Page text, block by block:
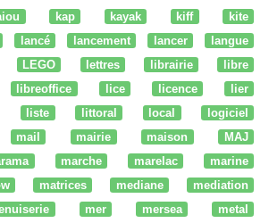
kap kayak kiff
kite
lancé lancement lancer
langue
LEGO lettres librairie
libre
libreoffice lice licence
lier
liste littoral local
logiciel
mail mairie maison
MAJ
marche marelac
marine
matrices mediane
mediation
mer mersea
metal